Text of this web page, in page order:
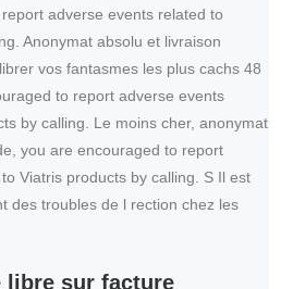
adverse events related to
Anonymat absolu et livraison
vos fantasmes les plus cachs 48
to report adverse events
by calling. Le moins cher, anonymat
you are encouraged to report
Viatris products by calling. S Il est
des troubles de l rection chez les
libre sur facture